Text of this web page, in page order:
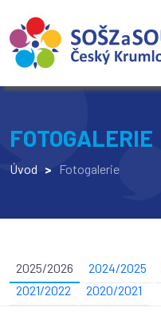
FOTOGALERIE
Úvod > Fotogalerie
2025/2026 2024/2025
2021/2022
2020/2021